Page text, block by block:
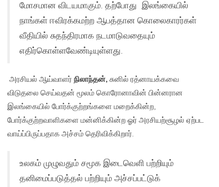
மோசமான விடயமாகும். தற்போது இலங்கையில்
நாங்கள் ஈவிரக்கமற்ற ஆபத்தான கொலைகாரர்கள்
வீதியில் சுதந்திரமாக நடமாடுவதையும்
எதிர்கொள்ளவேண்டியுள்ளது.
அரசியல் ஆய்வாளர் நிலாந்தன், சுனில் ரத்னாயக்கவை
விடுதலை செய்வதன் மூலம் கொரோனாவின் பின்னரான
இலங்கையில் போர்க்குற்றங்களை மறைக்கின்ற,
போர்க்குற்றவாளிகளை மன்னிக்கின்ற ஓர் அரசியற்சூழல் ஏற்பட
வாய்ப்பிருப்பதாக அச்சம் தெரிவிக்கிறார்.
உலகம் முழுவதும் சமூக இடைவெளி பற்றியும்
தனிமைப்படுத்தல் பற்றியும் அச்சப்பட்டுக்